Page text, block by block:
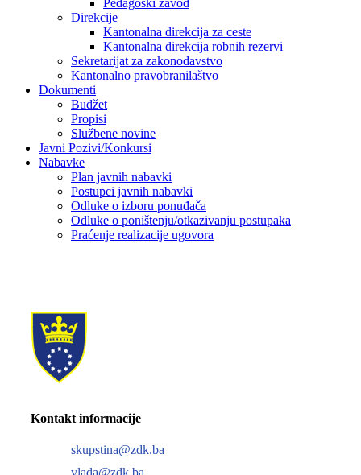
Pedagoški zavod
Direkcije
Kantonalna direkcija za ceste
Kantonalna direkcija robnih rezervi
Sekretarijat za zakonodavstvo
Kantonalno pravobranilaštvo
Dokumenti
Budžet
Propisi
Službene novine
Javni Pozivi/Konkursi
Nabavke
Plan javnih nabavki
Postupci javnih nabavki
Odluke o izboru ponuđača
Odluke o poništenju/otkazivanju postupaka
Praćenje realizacije ugovora
Kontakt informacije
skupstina@zdk.ba